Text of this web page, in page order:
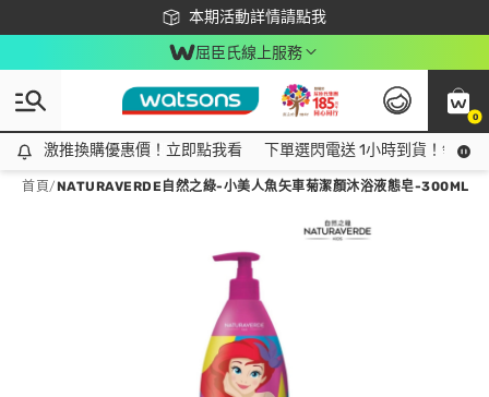
本期活動詳情請點我
下載app最高回饋$350
屈臣氏線上服務
0
激推換購優惠價！立即點我看
激推換購優惠價！立即點我看 下單選閃電送 1小時到貨！領神
首頁/NATURAVERDE自然之綠-小美人魚矢車菊潔顏沐浴液態皂-300ML